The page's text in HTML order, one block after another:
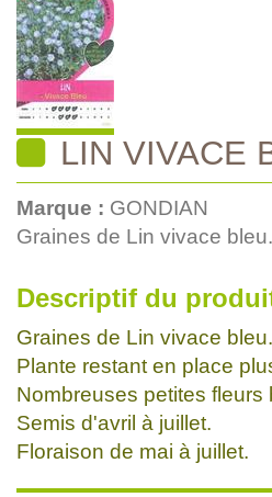
LIN VIVACE
Marque : GONDIAN
Graines de Lin vivace bleu.
Descriptif du
Graines de Lin vivace bleu.
Plante restant en place
Nombreuses petites fleurs
Semis d'avril à juillet.
Floraison de mai à juillet.